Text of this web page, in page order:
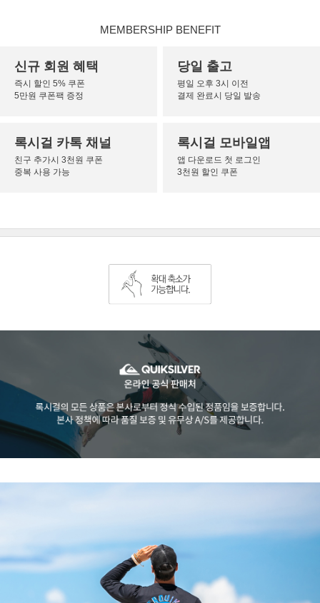
MEMBERSHIP BENEFIT
신규 회원 혜택
즉시 할인 5% 쿠폰
5만원 쿠폰팩 증정
당일 출고
평일 오후 3시 이전
결제 완료시 당일 발송
록시걸 카톡 채널
친구 추가시 3천원 쿠폰
중복 사용 가능
록시걸 모바일앱
앱 다운로드 첫 로그인
3천원 할인 쿠폰